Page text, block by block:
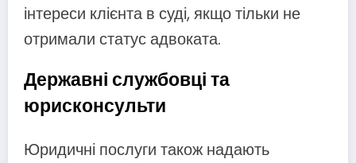
інтереси клієнта в суді, якщо тільки не
отримали статус адвоката.
Державні службовці та
юрисконсульти
Юридичні послуги також надають